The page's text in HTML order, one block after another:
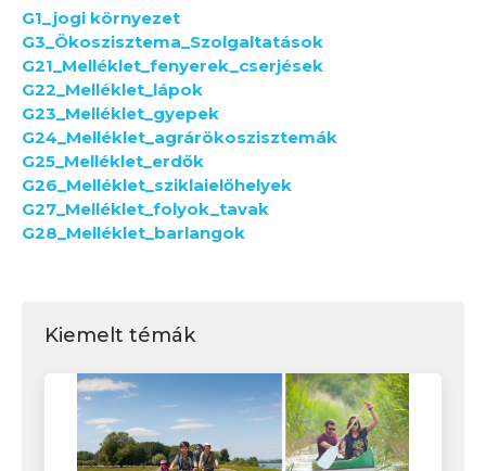
G1_jogi környezet
G3_Ökoszisztema_Szolgaltatások
G21_Melléklet_fenyerek_cserjések
G22_Melléklet_lápok
G23_Melléklet_gyepek
G24_Melléklet_agrárökoszisztemák
G25_Melléklet_erdők
G26_Melléklet_sziklaielőhelyek
G27_Melléklet_folyok_tavak
G28_Melléklet_barlangok
Kiemelt témák